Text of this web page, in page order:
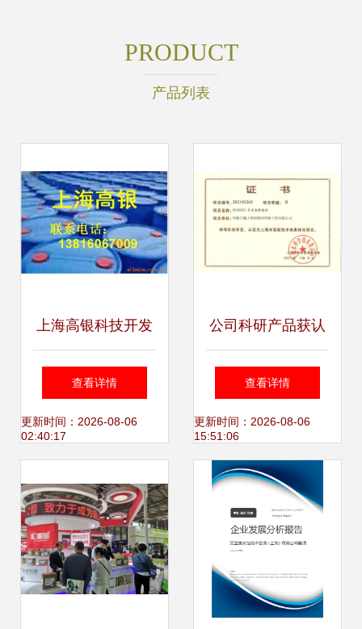
PRODUCT
产品列表
上海高银科技开发
公司 染料中间体产
品与技术咨询全解
查看详情
更新时间：2026-08-06
02:40:17
公司科研产品获认
定 成为上海市高新
技术成果转化项
目，助力技术咨询
新篇章
查看详情
更新时间：2026-08-06
15:51:06